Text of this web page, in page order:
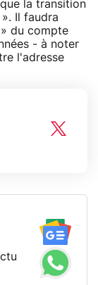
la transition
Il faudra
du compte
- à noter
l'adresse